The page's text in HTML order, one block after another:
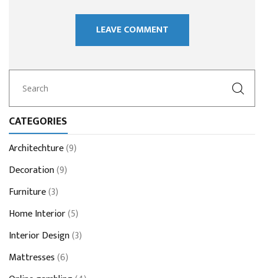
CATEGORIES
Architechture(9)
Decoration(9)
Furniture(3)
Home Interior(5)
Interior Design(3)
Mattresses(6)